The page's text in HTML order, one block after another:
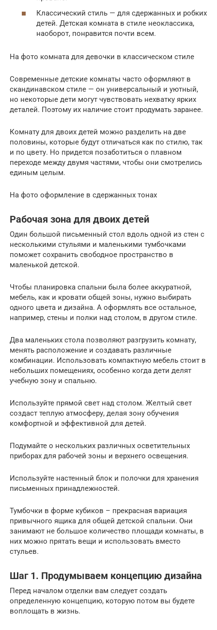
Классический стиль — для сдержанных и робких
детей. Детская комната в стиле неоклассика,
наоборот, понравится почти всем.
На фото комната для девочки в классическом стиле
Современные детские комнаты часто оформляют в
скандинавском стиле — он универсальный и уютный,
но некоторые дети могут чувствовать нехватку ярких
деталей. Поэтому их наличие стоит продумать заранее.
Комнату для двоих детей можно разделить на две
половины, которые будут отличаться как по стилю, так
и по цвету. Но придется позаботиться о плавном
переходе между двумя частями, чтобы они смотрелись
единым целым.
На фото оформление в сдержанных тонах
Рабочая зона для двоих детей
Один большой письменный стол вдоль одной из стен с
несколькими стульями и маленькими тумбочками
поможет сохранить свободное пространство в
маленькой детской.
Чтобы планировка спальни была более аккуратной,
мебель, как и кровати общей зоны, нужно выбирать
одного цвета и дизайна. А оформлять все остальное,
например, стены и полки над столом, в другом стиле.
Два маленьких стола позволяют разгрузить комнату,
менять расположение и создавать различные
комбинации. Использовать компактную мебель стоит в
небольших помещениях, особенно когда дети делят
учебную зону и спальню.
Используйте прямой свет над столом. Желтый свет
создаст теплую атмосферу, делая зону обучения
комфортной и эффективной для детей.
Подумайте о нескольких различных осветительных
приборах для рабочей зоны и верхнего освещения.
Используйте настенный блок и полочки для хранения
письменных принадлежностей.
Тумбочки в форме кубиков – прекрасная вариация
привычного ящика для общей детской спальни. Они
занимают не большое количество площади комнаты, в
них можно прятать вещи и использовать вместо
стульев.
Шаг 1. Продумываем концепцию дизайна
Перед началом отделки вам следует создать
определенную концепцию, которую потом вы будете
воплощать в жизнь.